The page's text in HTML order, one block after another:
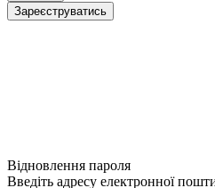
Зареєструватись
Відновлення пароля
Введіть адресу електронної